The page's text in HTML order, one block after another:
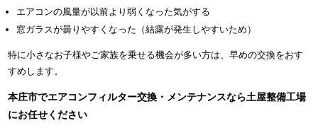
エアコンの風量が以前より弱くなった気がする
窓ガラスが曇りやすくなった（結露が発生しやすいため）
特に小さなお子様やご家族を乗せる機会が多い方は、早めの交換をおす
すめします。
本庄市でエアコンフィルター交換・メンテナンスなら土屋整備工場
にお任せください